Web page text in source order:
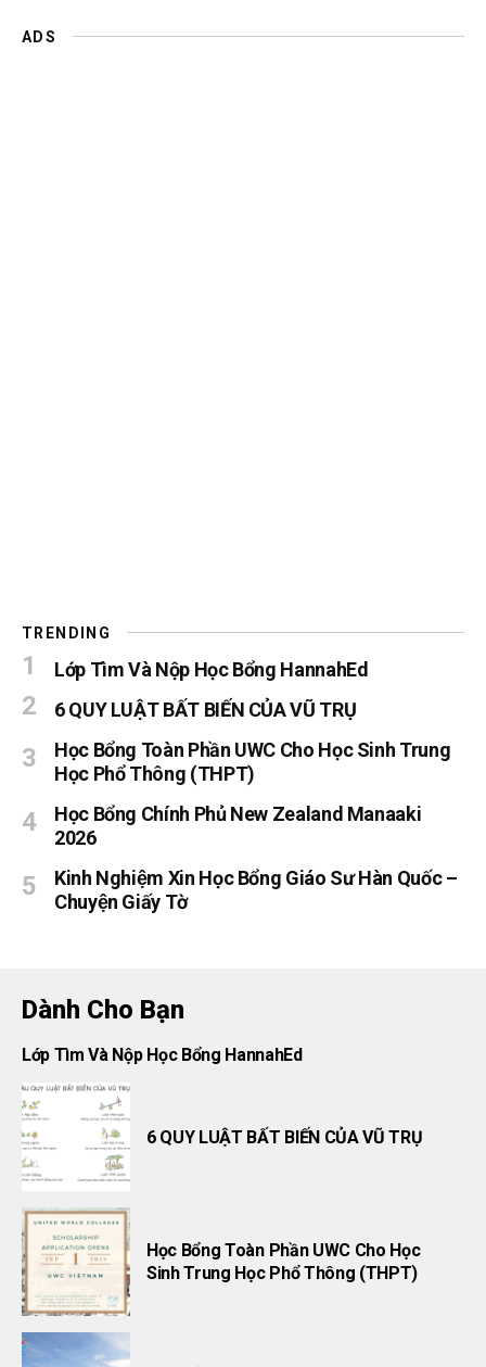
ADS
TRENDING
Lớp Tìm Và Nộp Học Bổng HannahEd
6 QUY LUẬT BẤT BIẾN CỦA VŨ TRỤ
Học Bổng Toàn Phần UWC Cho Học Sinh Trung
Học Phổ Thông (THPT)
Học Bổng Chính Phủ New Zealand Manaaki
2026
Kinh Nghiệm Xin Học Bổng Giáo Sư Hàn Quốc –
Chuyện Giấy Tờ
Dành Cho Bạn
Lớp Tìm Và Nộp Học Bổng HannahEd
6 QUY LUẬT BẤT BIẾN CỦA VŨ TRỤ
Học Bổng Toàn Phần UWC Cho Học
Sinh Trung Học Phổ Thông (THPT)